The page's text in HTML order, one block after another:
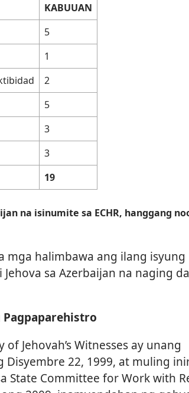
KABUUAN
5
1
2
5
3
3
19
na isinumite sa ECHR, hanggang
mga halimbawa ang ilang isyung
sa Azerbaijan na naging
Jehovah’s Witnesses ay unang
Disyembre 22, 1999, at muling
State Committee for Work with